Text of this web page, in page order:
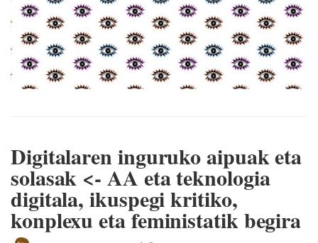
Digitalaren inguruko aipuak eta
solasak <- AA eta teknologia
digitala, ikuspegi kritiko,
konplexu eta feministatik begira